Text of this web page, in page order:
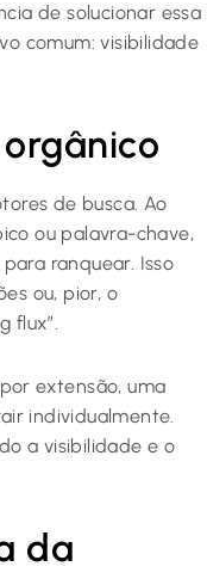
de solucionar essa
comum: visibilidade
de busca. Ao
ou palavra-chave,
ranquear. Isso
ou, pior, o
flux”.
extensão, uma
individualmente.
a visibilidade e o
da